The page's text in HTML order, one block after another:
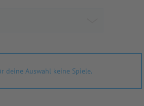
deine Auswahl keine Spiele.